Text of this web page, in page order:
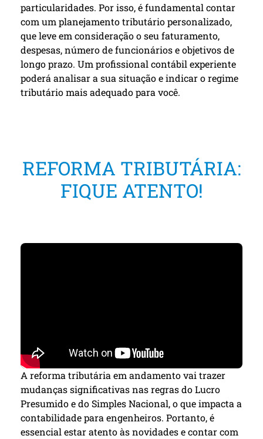
particularidades. Por isso, é fundamental contar
com um planejamento tributário personalizado,
que leve em consideração o seu faturamento,
despesas, número de funcionários e objetivos de
longo prazo. Um profissional contábil experiente
poderá analisar a sua situação e indicar o regime
tributário mais adequado para você.
REFORMA TRIBUTÁRIA:
FIQUE ATENTO!
A reforma tributária em andamento vai trazer
mudanças significativas nas regras do Lucro
Presumido e do Simples Nacional, o que impacta a
contabilidade para engenheiros. Portanto, é
essencial estar atento às novidades e contar com